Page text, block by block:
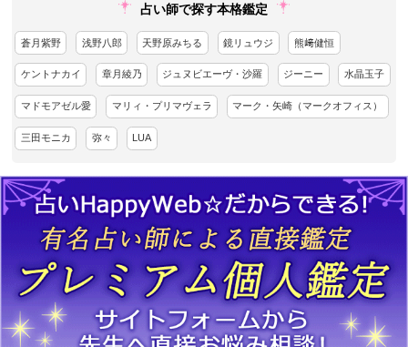
占い師で探す本格鑑定
蒼月紫野 浅野八郎 天野原みちる 鏡リュウジ 熊﨑健恒
ケントナカイ 章月綾乃 ジュヌビエーヴ・沙羅 ジーニー 水晶玉子
マドモアゼル愛 マリィ・プリマヴェラ マーク・矢崎（マークオフィス）
三田モニカ 弥々 LUA